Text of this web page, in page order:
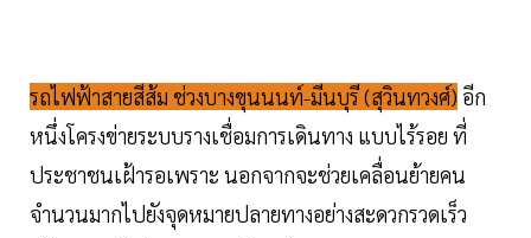
รถไฟฟ้าสายสีส้ม ช่วงบางขุนนนท์-มีนบุรี (สุวินทวงศ์) อีก
หนึ่งโครงข่ายระบบรางเชื่อมการเดินทาง แบบไร้รอย ที่
ประชาชนเฝ้ารอเพราะ นอกจากจะช่วยเคลื่อนย้ายคน
จำนวนมากไปยังจุดหมายปลายทางอย่างสะดวกรวดเร็ว